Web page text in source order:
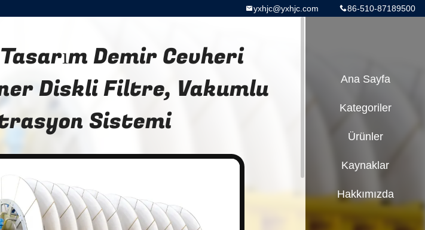
86-510-87189500
yxhjc@yxhjc.com
Demir Cevheri
Diskli Filtre, Vakumlu
Sistemi
Ana Sayfa
Kategoriler
Ürünler
Kaynaklar
Hakkımızda